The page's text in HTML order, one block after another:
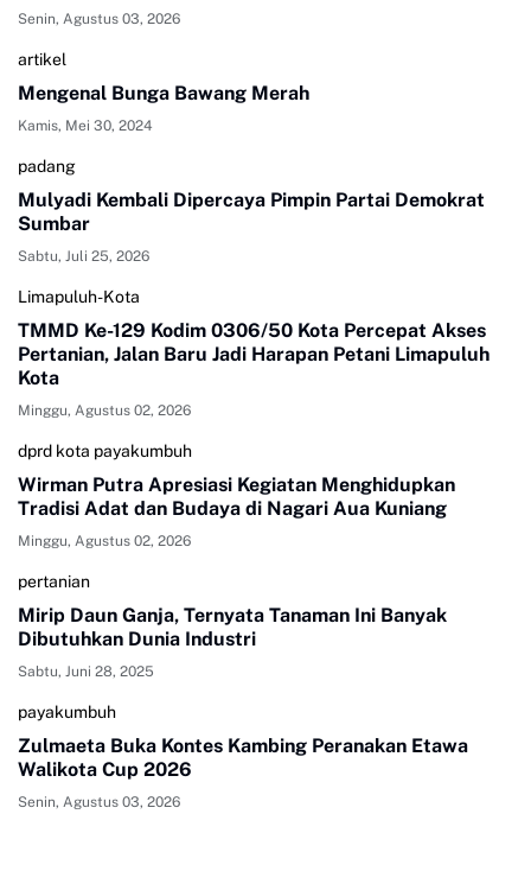
Senin, Agustus 03, 2026
artikel
Mengenal Bunga Bawang Merah
Kamis, Mei 30, 2024
padang
Mulyadi Kembali Dipercaya Pimpin Partai Demokrat
Sumbar
Sabtu, Juli 25, 2026
Limapuluh-Kota
TMMD Ke-129 Kodim 0306/50 Kota Percepat Akses
Pertanian, Jalan Baru Jadi Harapan Petani Limapuluh
Kota
Minggu, Agustus 02, 2026
dprd kota payakumbuh
Wirman Putra Apresiasi Kegiatan Menghidupkan
Tradisi Adat dan Budaya di Nagari Aua Kuniang
Minggu, Agustus 02, 2026
pertanian
Mirip Daun Ganja, Ternyata Tanaman Ini Banyak
Dibutuhkan Dunia Industri
Sabtu, Juni 28, 2025
payakumbuh
Zulmaeta Buka Kontes Kambing Peranakan Etawa
Walikota Cup 2026
Senin, Agustus 03, 2026